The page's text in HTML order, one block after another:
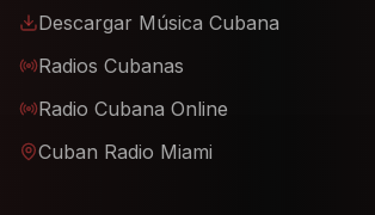
Descargar Música Cubana
Radios Cubanas
Radio Cubana Online
Cuban Radio Miami